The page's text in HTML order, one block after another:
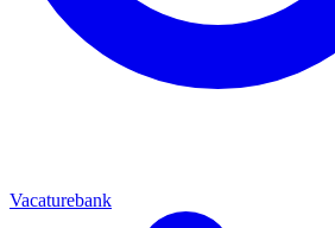
Vacaturebank